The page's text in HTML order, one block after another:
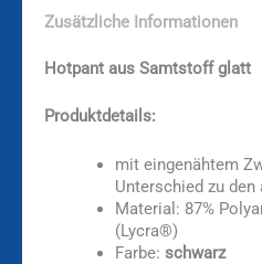
Zusätzliche Informationen
Hotpant aus Samtstoff glatt
Produktdetails:
mit eingenähtem
Unterschied zu
Material: 87%
(Lycra®)
Farbe: schwarz